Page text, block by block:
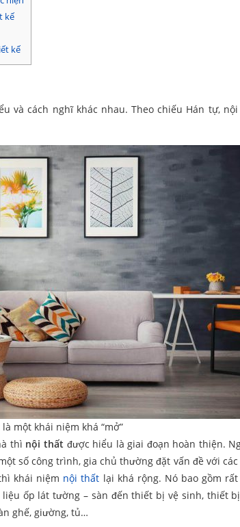
kế
kế
và cách nghĩ khác nhau. Theo chiếu Hán tự,
một khái niệm khá “mở”
thì nội thất được hiểu là giai đoạn hoàn thiện.
số công trình, gia chủ thường đặt vấn đề với
khái niệm nội thất lại khá rộng. Nó bao gồm
ốp lát tường – sàn đến thiết bị vệ sinh, thiết
ghế, giường, tủ…